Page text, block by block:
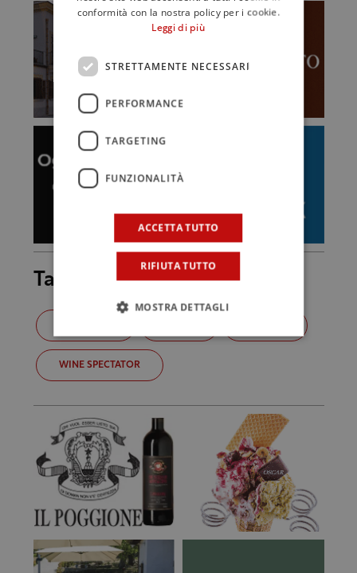
Tag
WINE SPECTATOR
conformità con la nostra policy per i cookie.
Leggi di più
STRETTAMENTE NECESSARI
PERFORMANCE
TARGETING
FUNZIONALITÀ
ACCETTA TUTTO
RIFIUTA TUTTO
MOSTRA DETTAGLI